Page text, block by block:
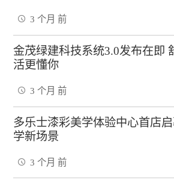
3 个月 前
金茂绿建科技系统3.0发布在即
活更懂你
3 个月 前
多乐士漆彩美学体验中心首店
学新场景
3 个月 前